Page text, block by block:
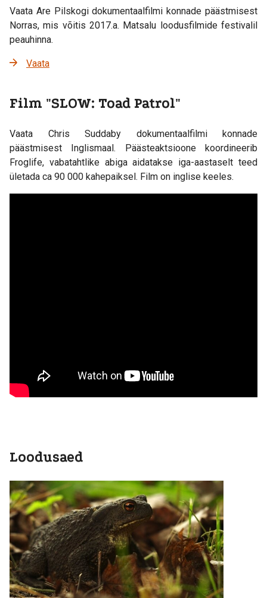
Vaata Are Pilskogi dokumentaalfilmi konnade päästmisest
Norras, mis võitis 2017.a. Matsalu loodusfilmide festivalil
peauhinna.
Vaata
Film "SLOW: Toad Patrol"
Vaata Chris Suddaby dokumentaalfilmi konnade
päästmisest Inglismaal. Päästeaktsioone koordineerib
Froglife, vabatahtlike abiga aidatakse iga-aastaselt teed
ületada ca 90 000 kahepaiksel. Film on inglise keeles.
Loodusaed